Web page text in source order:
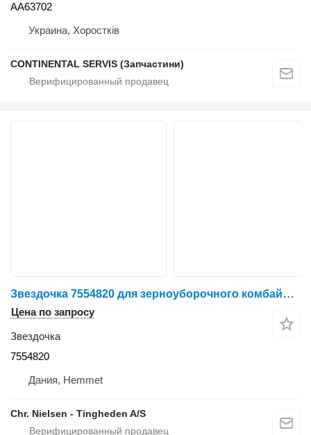
AA63702
Украина, Хоростків
CONTINENTAL SERVIS (Запчастини)
Звездочка 7554820 для зерноуборочного комбайна Claas Lexion 405
Цена по запросу
Звездочка
7554820
Дания, Hemmet
Chr. Nielsen - Tingheden A/S